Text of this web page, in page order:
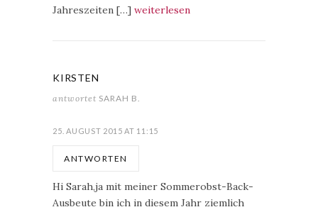
Jahreszeiten […] weiterlesen
KIRSTEN
antwortet SARAH B.
25. AUGUST 2015 AT 11:15
ANTWORTEN
Hi Sarah,ja mit meiner Sommerobst-Back-
Ausbeute bin ich in diesem Jahr ziemlich